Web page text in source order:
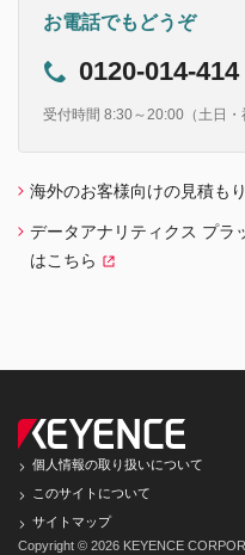
お電話でもどうぞ
0120-014-414
受付時間 8:30～20:00（土日・
海外のお客様向けの見積も
データアナリティクス プラ
はこちら
個人情報の取り扱いについて
このサイトについて
サイトマップ
Copyright © 2026 KEYENCE